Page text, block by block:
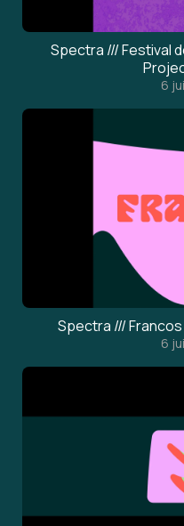
Spectra /// Festival
6
Spectra ///
6